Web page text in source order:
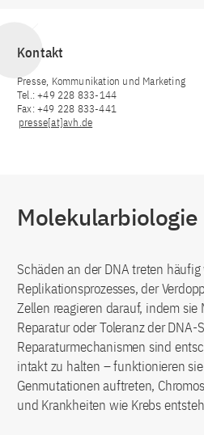
Kontakt
Presse, Kommunikation und Marketing
Tel.: +49 228 833-144
Fax: +49 228 833-441
presse[at]avh.de
Molekularbiologie
Schäden an der DNA treten
Replikationsprozesses, der
Zellen reagieren darauf, indem sie
Reparatur oder Toleranz der
Reparaturmechanismen sind
intakt zu halten – funktionieren
Genmutationen auftreten,
und Krankheiten wie Krebs